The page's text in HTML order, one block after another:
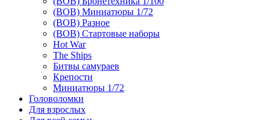
(ВОВ) Миниатюры 1/72
(ВОВ) Разное
(ВОВ) Стартовые наборы
Hot War
The Ships
Битвы самураев
Крепости
Миниатюры 1/72
Головоломки
Для взрослых